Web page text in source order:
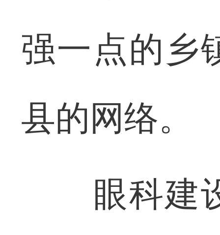
强一点的乡
县的网络。
眼科建设